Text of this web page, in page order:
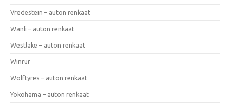
Vredestein – auton renkaat
Wanli – auton renkaat
Westlake – auton renkaat
Winrur
Wolftyres – auton renkaat
Yokohama – auton renkaat